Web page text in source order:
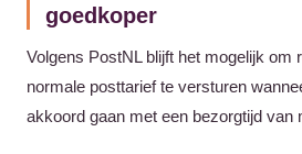
goedkoper
Volgens PostNL blijft het mogelijk om
normale posttarief te versturen
akkoord gaan met een bezorgtijd van